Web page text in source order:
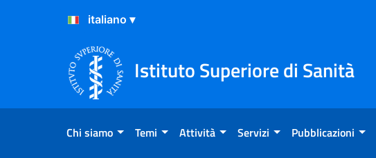
Salta al Contenuto
Salta al Footer
Istituto Superiore di Sanità
Chi siamo Temi Attività Servizi Pubblicazioni